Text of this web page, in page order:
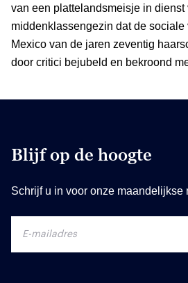
van een plattelandsmeisje in dienst
middenklassengezin dat de
Mexico van de jaren zeventig
door critici bejubeld en bekroond
Blijf op de hoogte
Schrijf u in voor onze maandelijkse